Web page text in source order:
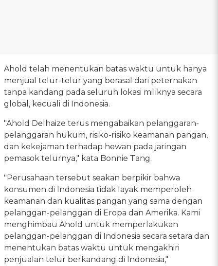
Ahold telah menentukan batas waktu untuk hanya
menjual telur-telur yang berasal dari peternakan
tanpa kandang pada seluruh lokasi miliknya secara
global, kecuali di Indonesia.
"Ahold Delhaize terus mengabaikan pelanggaran-
pelanggaran hukum, risiko-risiko keamanan pangan,
dan kekejaman terhadap hewan pada jaringan
pemasok telurnya," kata Bonnie Tang.
"Perusahaan tersebut seakan berpikir bahwa
konsumen di Indonesia tidak layak memperoleh
keamanan dan kualitas pangan yang sama dengan
pelanggan-pelanggan di Eropa dan Amerika. Kami
menghimbau Ahold untuk memperlakukan
pelanggan-pelanggan di Indonesia secara setara dan
menentukan batas waktu untuk mengakhiri
penjualan telur berkandang di Indonesia,"